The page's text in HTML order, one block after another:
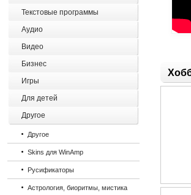
Текстовые программы
Аудио
Видео
Бизнес
Игры
Для детей
Другое
Другое
Skins для WinAmp
Русификаторы
Астрология, биоритмы, мистика